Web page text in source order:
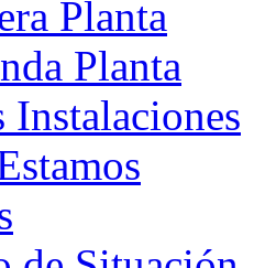
Planta
Planta
Instalaciones